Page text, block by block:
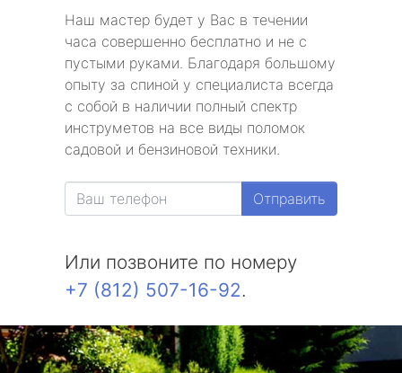
Наш мастер будет у Вас в течении
часа совершенно бесплатно и не с
пустыми руками. Благодаря большому
опыту за спиной у специалиста всегда
с собой в наличии полный спектр
инструметов на все виды поломок
садовой и бензиновой техники.
Отправить
Или позвоните по номеру
+7 (812) 507-16-92.